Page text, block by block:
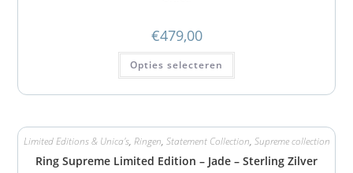
€479,00
Opties selecteren
Limited Editions & Unica's, Ringen, Statement Collection, Supreme collection
Ring Supreme Limited Edition – Jade – Sterling Zilver